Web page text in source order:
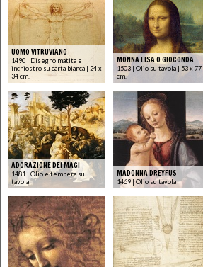
UOMO VITRUVIANO
1490 | Disegno matita e
inchiostro su carta bianca | 24 x
34 cm.
MONNA LISA O GIOCONDA
1503 | Olio su tavola | 53 x 77
cm.
ADORAZIONE DEI MAGI
1481 | Olio e tempera su
tavola
MADONNA DREYFUS
1469 | Olio su tavola